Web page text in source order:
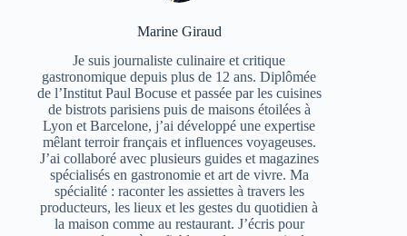
Marine Giraud
Je suis journaliste culinaire et critique
gastronomique depuis plus de 12 ans. Diplômée
de l’Institut Paul Bocuse et passée par les cuisines
de bistrots parisiens puis de maisons étoilées à
Lyon et Barcelone, j’ai développé une expertise
mêlant terroir français et influences voyageuses.
J’ai collaboré avec plusieurs guides et magazines
spécialisés en gastronomie et art de vivre. Ma
spécialité : raconter les assiettes à travers les
producteurs, les lieux et les gestes du quotidien à
la maison comme au restaurant. J’écris pour